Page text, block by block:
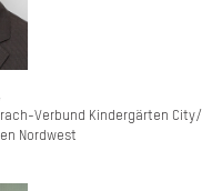
Verbund Kindergärten City/
Nordwest